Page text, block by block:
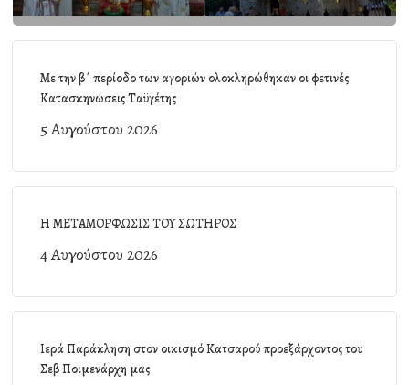
Με την β΄ περίοδο των αγοριών ολοκληρώθηκαν οι φετινές
Κατασκηνώσεις Ταϋγέτης
5 Αυγούστου 2026
Η ΜΕΤΑΜΟΡΦΩΣΙΣ ΤΟΥ ΣΩΤΗΡΟΣ
4 Αυγούστου 2026
Ιερά Παράκληση στον οικισμό Κατσαρού προεξάρχοντος του
Σεβ Ποιμενάρχη μας